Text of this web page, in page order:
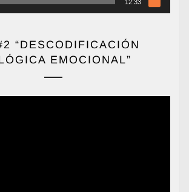
12:33
“DESCODIFICACIÓN
EMOCIONAL”